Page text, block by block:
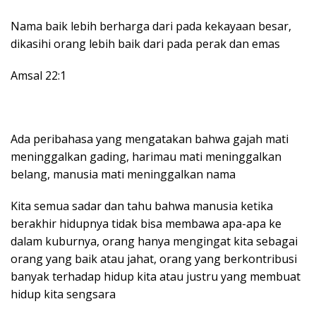
Nama baik lebih berharga dari pada kekayaan besar,
dikasihi orang lebih baik dari pada perak dan emas
Amsal 22:1
Ada peribahasa yang mengatakan bahwa gajah mati
meninggalkan gading, harimau mati meninggalkan
belang, manusia mati meninggalkan nama
Kita semua sadar dan tahu bahwa manusia ketika
berakhir hidupnya tidak bisa membawa apa-apa ke
dalam kuburnya, orang hanya mengingat kita sebagai
orang yang baik atau jahat, orang yang berkontribusi
banyak terhadap hidup kita atau justru yang membuat
hidup kita sengsara